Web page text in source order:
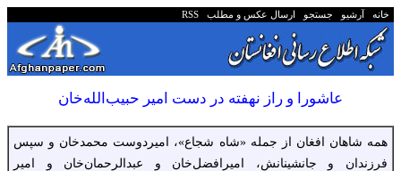
خانه آرشیو جستجو ارسال عکس و مطلب RSS
عاشورا و راز نهفته در دست امیر حبیب‌الله‌خان
همه شاهان افغان از جمله «شاه شجاع»، امیردوست محمدخان و سپس
فرزندان و جانشینانش، امیرافضل‌خان و عبدالرحمان‌خان و امیر